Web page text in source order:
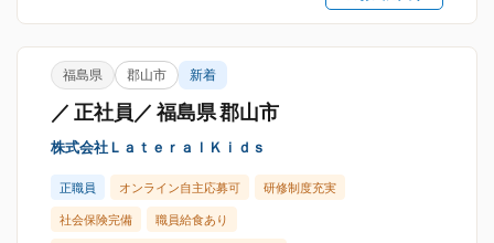
福島県 郡山市 新着
／ 正社員／ 福島県 郡山市
株式会社ＬａｔｅｒａｌＫｉｄｓ
正職員 オンライン自主応募可 研修制度充実
社会保険完備 職員給食あり